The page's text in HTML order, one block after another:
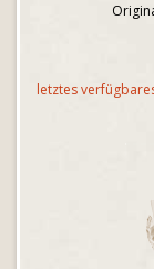
letztes